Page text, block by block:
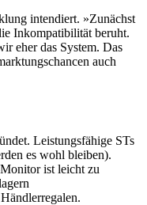
intendiert. »Zunächst
Inkompatibilität beruht.
eher das System. Das
auch
Leistungsfähige STs
es wohl bleiben).
ist leicht zu